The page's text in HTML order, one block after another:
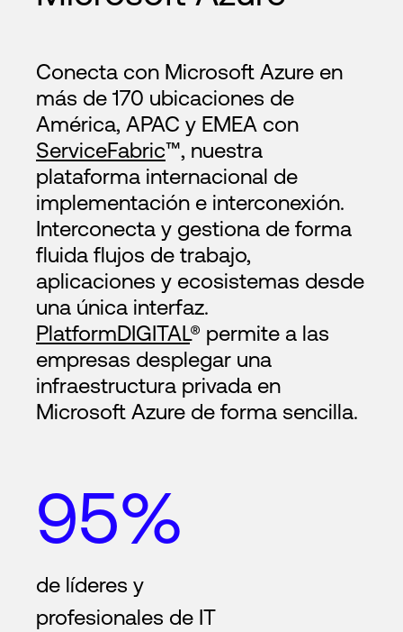
Conecta con Microsoft Azure en
más de 170 ubicaciones de
América, APAC y EMEA con
ServiceFabric™, nuestra
plataforma internacional de
implementación e interconexión.
Interconecta y gestiona de forma
fluida flujos de trabajo,
aplicaciones y ecosistemas desde
una única interfaz.
PlatformDIGITAL® permite a las
empresas desplegar una
infraestructura privada en
Microsoft Azure de forma sencilla.
95%
de líderes y
profesionales de IT